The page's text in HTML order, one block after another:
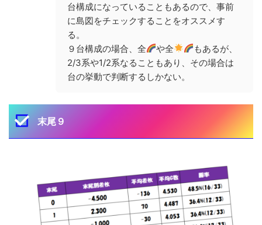
台構成になっていることもあるので、事前
に島図をチェックすることをオススメす
る。
９台構成の場合、全
や全
もあるが、
2/3系や1/2系なることもあり、その場合は
台の挙動で判断するしかない。
末尾９